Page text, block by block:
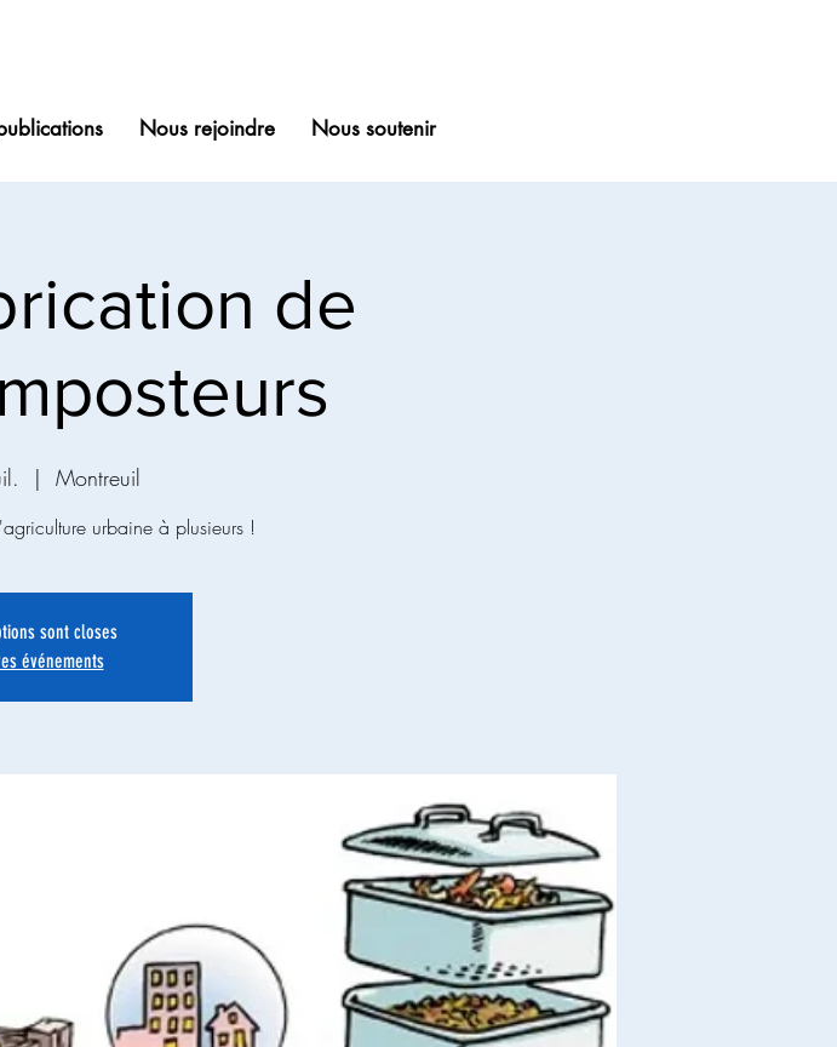
Nous rejoindre Nous soutenir
de
  |
Montreuil
urbaine à plusieurs !
sont closes
événements